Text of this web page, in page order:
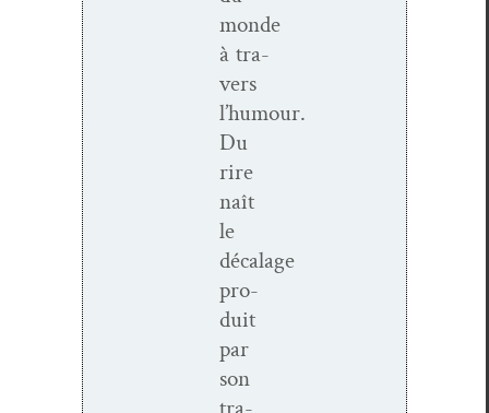
monde
à tra­
vers
l’humour.
Du
rire
naît
le
décalage
pro­
duit
par
son